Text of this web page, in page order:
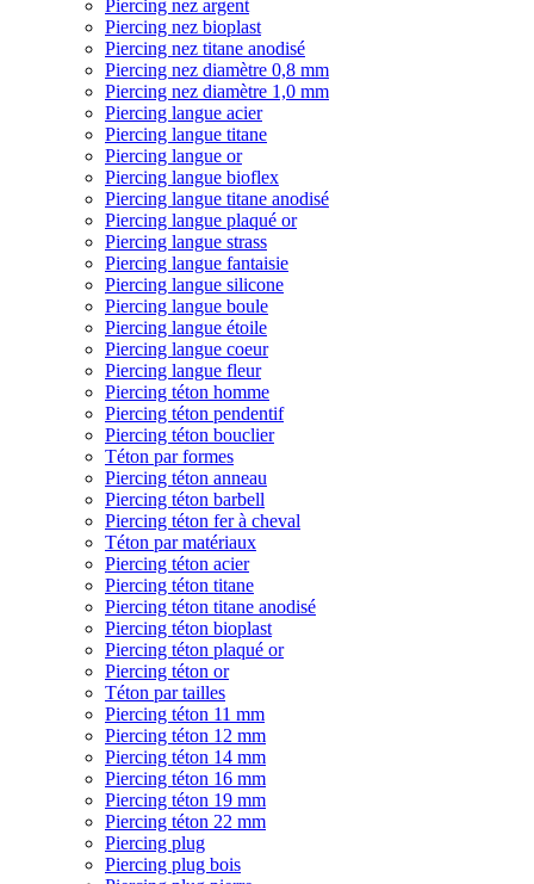
Piercing nez argent
Piercing nez bioplast
Piercing nez titane anodisé
Piercing nez diamètre 0,8 mm
Piercing nez diamètre 1,0 mm
Piercing langue acier
Piercing langue titane
Piercing langue or
Piercing langue bioflex
Piercing langue titane anodisé
Piercing langue plaqué or
Piercing langue strass
Piercing langue fantaisie
Piercing langue silicone
Piercing langue boule
Piercing langue étoile
Piercing langue coeur
Piercing langue fleur
Piercing téton homme
Piercing téton pendentif
Piercing téton bouclier
Téton par formes
Piercing téton anneau
Piercing téton barbell
Piercing téton fer à cheval
Téton par matériaux
Piercing téton acier
Piercing téton titane
Piercing téton titane anodisé
Piercing téton bioplast
Piercing téton plaqué or
Piercing téton or
Téton par tailles
Piercing téton 11 mm
Piercing téton 12 mm
Piercing téton 14 mm
Piercing téton 16 mm
Piercing téton 19 mm
Piercing téton 22 mm
Piercing plug
Piercing plug bois